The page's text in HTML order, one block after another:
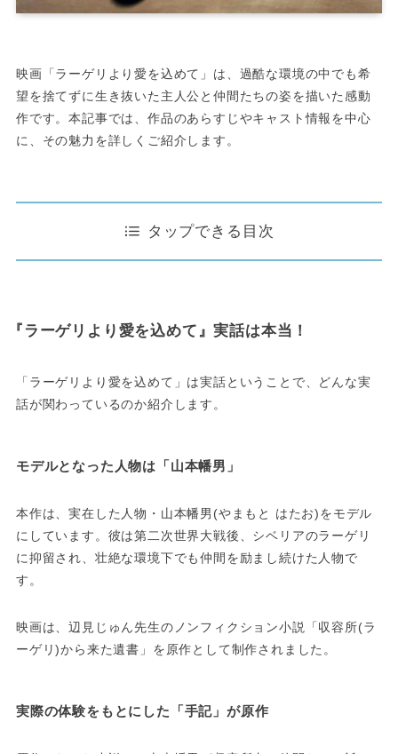
映画「ラーゲリより愛を込めて」は、過酷な環境の中でも希
望を捨てずに生き抜いた主人公と仲間たちの姿を描いた感動
作です。本記事では、作品のあらすじやキャスト情報を中心
に、その魅力を詳しくご紹介します。
タップできる目次
『ラーゲリより愛を込めて』実話は本当！
「ラーゲリより愛を込めて」は実話ということで、どんな実
話が関わっているのか紹介します。
モデルとなった人物は「山本幡男」
本作は、実在した人物・山本幡男(やまもと はたお)をモデル
にしています。彼は第二次世界大戦後、シベリアのラーゲリ
に抑留され、壮絶な環境下でも仲間を励まし続けた人物で
す。
映画は、辺見じゅん先生のノンフィクション小説「収容所(ラ
ーゲリ)から来た遺書」を原作として制作されました。
実際の体験をもとにした「手記」が原作